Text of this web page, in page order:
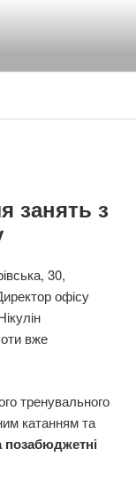
занять з
30,
офісу
вже
тренувального
катанням та
позабюджетні